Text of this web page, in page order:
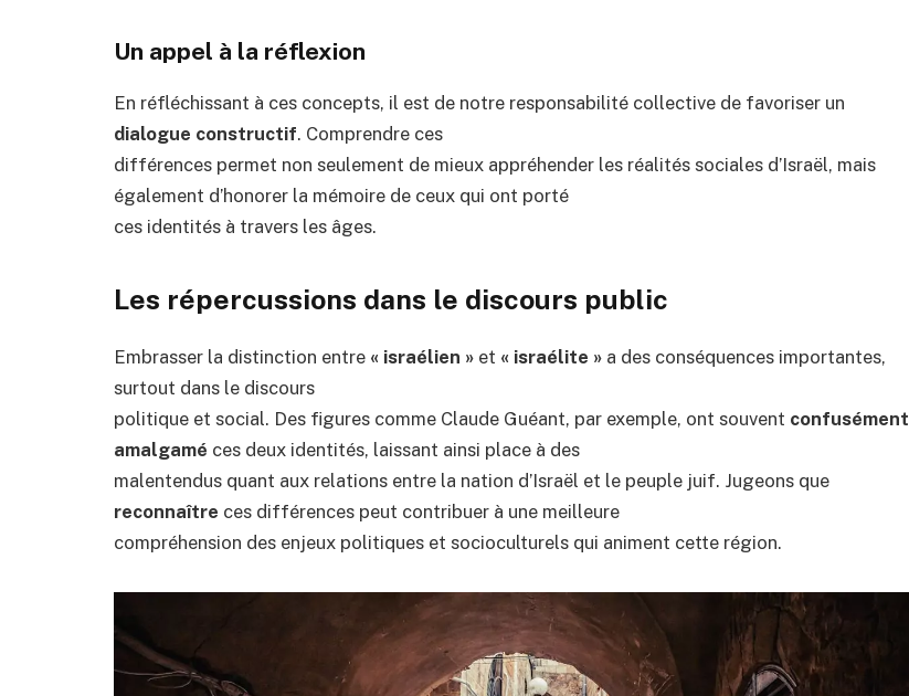
Un appel à la réflexion
En réfléchissant à ces concepts, il est de notre responsabilité collective de favoriser un
dialogue constructif. Comprendre ces
différences permet non seulement de mieux appréhender les réalités sociales d’Israël, mais
également d’honorer la mémoire de ceux qui ont porté
ces identités à travers les âges.
Les répercussions dans le discours public
Embrasser la distinction entre « israélien » et « israélite » a des conséquences importantes,
surtout dans le discours
politique et social. Des figures comme Claude Guéant, par exemple, ont souvent confusément
amalgamé ces deux identités, laissant ainsi place à des
malentendus quant aux relations entre la nation d’Israël et le peuple juif. Jugeons que
reconnaître ces différences peut contribuer à une meilleure
compréhension des enjeux politiques et socioculturels qui animent cette région.